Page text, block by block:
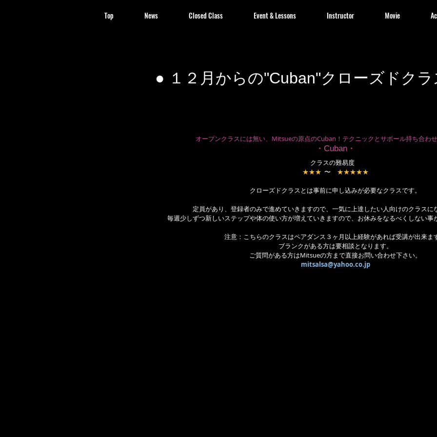
Top News Closed Class Event & Lessons Instructor Movie
● １２月からの"Cuban"クローズドクラ
オープンクラスには無い、Mitsueの原点のCuban！テクニックとサボール持ち合わ
・Cuban・
クラスの難易度
★★★
  〜
★★★★★
クローズドクラスとは事前に申し込みが必要なクラスです。
定員があり、登録者のみで進めていきますので、一気に上達したい人向けのクラスに
毎週少しずつ新しいステップや体の使い方が増えていきますので、お休みをなるべくしない事
注意：こちらのクラスはペアダンス３ヶ月以上経験があれば受講が出来ま
ブランクがある方は要相談となります。
ご質問がある方はMitsueの方まで直接お問い合わせ下さい。
mitsalsa@yahoo.co.jp